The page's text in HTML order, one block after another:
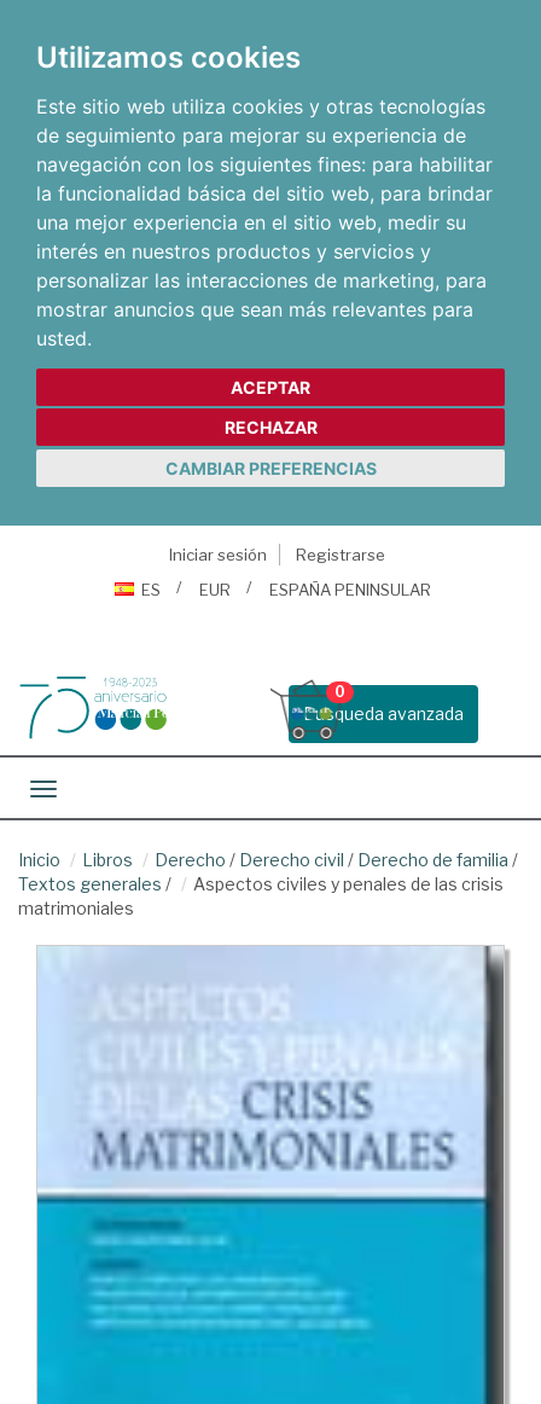
Utilizamos cookies
Este sitio web utiliza cookies y otras tecnologías
de seguimiento para mejorar su experiencia de
navegación con los siguientes fines: para habilitar
la funcionalidad básica del sitio web, para brindar
una mejor experiencia en el sitio web, medir su
interés en nuestros productos y servicios y
personalizar las interacciones de marketing, para
mostrar anuncios que sean más relevantes para
usted.
ACEPTAR
RECHAZAR
CAMBIAR PREFERENCIAS
Iniciar sesión
Registrarse
ES
EUR ESPAÑA PENINSULAR
Busqueda avanzada
0
Toggle navigation
Inicio Libros Derecho / Derecho civil / Derecho de familia /
Textos generales /
Aspectos civiles y penales de las crisis
matrimoniales